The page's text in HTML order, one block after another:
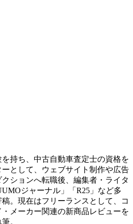
持ち、中古自動車査定士の資格を
として、ウェブサイト制作や広告
ションへ転職後、編集者・ライタ
ジャーナル」「R25」など多
。現在はフリーランスとして、コ
メーカー関連の新商品レビューを
。